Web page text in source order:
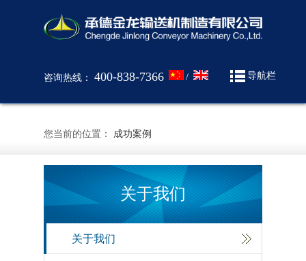
咨询热线： 400-838-7366 / 导航栏
您当前的位置： 成功案例
关于我们
关于我们